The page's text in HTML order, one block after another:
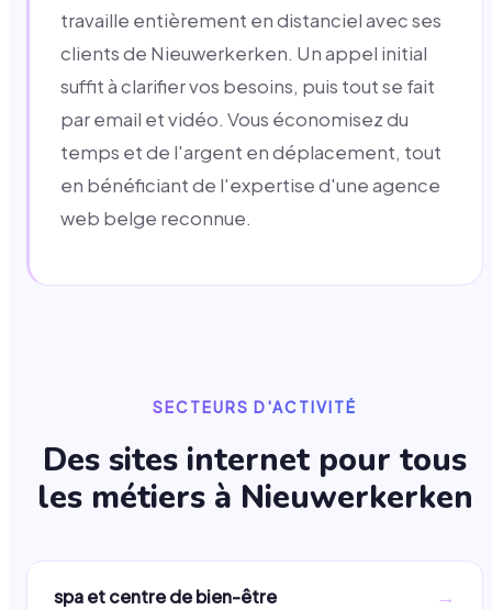
travaille entièrement en distanciel avec ses
clients de Nieuwerkerken. Un appel initial
suffit à clarifier vos besoins, puis tout se fait
par email et vidéo. Vous économisez du
temps et de l'argent en déplacement, tout
en bénéficiant de l'expertise d'une agence
web belge reconnue.
SECTEURS D'ACTIVITÉ
Des sites internet pour tous
les métiers à Nieuwerkerken
spa et centre de bien-être →